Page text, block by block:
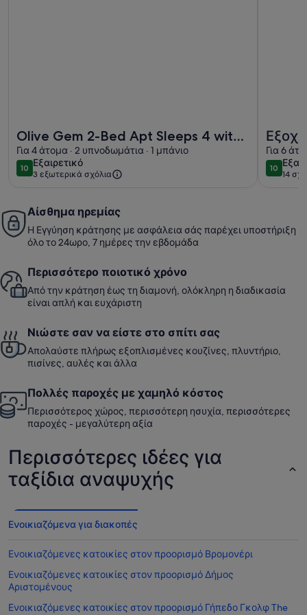
Olive Gem 2-Bed Apt Sleeps 4 with
Fireplace
Για 4 άτομα · 2 υπνοδωμάτια · 1 μπάνιο
1010 στα 10
Εξαιρετικό
εξαιρετικό
3 εξωτερικά σχόλια
Για 6
1010 στα
14
(14
Αίσθημα ηρεμίας
Η Εγγύηση κράτησης με ασφάλεια σάς παρέχει υποστήριξη
όλο το 24ωρο, 7 ημέρες την εβδομάδα
Περισσότερο ποιοτικό χρόνο
Από την κράτηση έως τη διαμονή, ολόκληρη η διαδικασία
είναι απλή και ευχάριστη
Νιώστε σαν να είστε στο σπίτι σας
Απολαύστε πλήρως εξοπλισμένες κουζίνες, πλυντήριο,
πισίνες, αυλές και άλλα
Πολλές παροχές με χαμηλό κόστος
Περισσότερος χώρος, περισσότερη ησυχία, περισσότερες
παροχές - μεγαλύτερη αξία
Περισσότερες ιδέες για
ταξίδια αναψυχής
Ενοικιαζόμενα για διακοπές
Ενοικιαζόμενες κατοικίες στον προορισμό Βρομονέρι
Ενοικιαζόμενες κατοικίες στον προορισμό Δήμος
Αριστομένους
Ενοικιαζόμενες κατοικίες στον προορισμό Γήπεδο Γκολφ The